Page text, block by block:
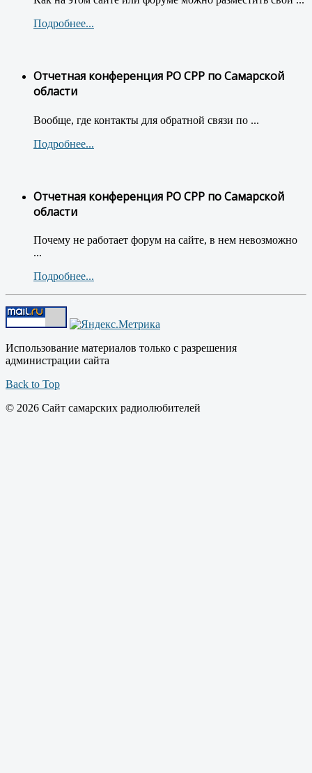
Подробнее...
Отчетная конференция РО СРР по Самарской
области
Вообще, где контакты для обратной связи по ...
Подробнее...
Отчетная конференция РО СРР по Самарской
области
Почему не работает форум на сайте, в нем невозможно
...
Подробнее...
Использование материалов только с разрешения
администрации сайта
Back to Top
© 2026 Сайт самарских радиолюбителей